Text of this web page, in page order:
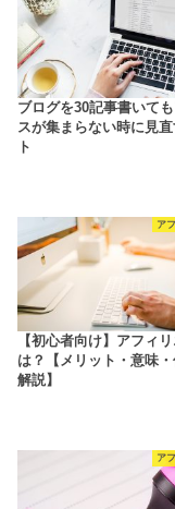
ブログを30記事書いて
スが集まらない時に見
ト
ア
【初心者向け】アフィ
は？【メリット・意味
解説】
ア